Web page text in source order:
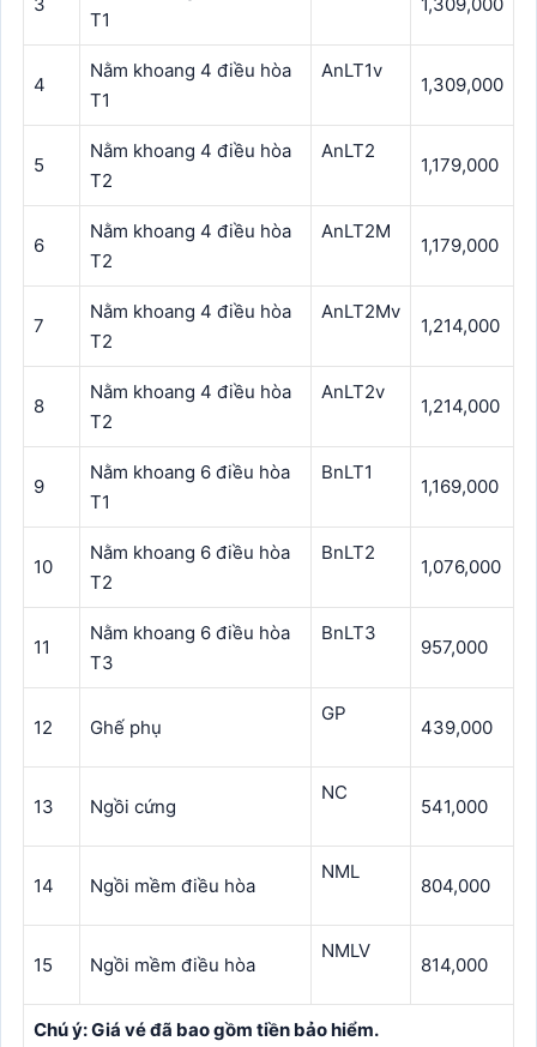
T1
4
Nằm khoang 4 điều hòa
T1
AnLT1v
1,309,000
5
Nằm khoang 4 điều hòa
T2
AnLT2
1,179,000
6
Nằm khoang 4 điều hòa
T2
AnLT2M
1,179,000
7
Nằm khoang 4 điều hòa
T2
AnLT2Mv
1,214,000
8
Nằm khoang 4 điều hòa
T2
AnLT2v
1,214,000
9
Nằm khoang 6 điều hòa
T1
BnLT1
1,169,000
10
Nằm khoang 6 điều hòa
T2
BnLT2
1,076,000
11
Nằm khoang 6 điều hòa
T3
BnLT3
957,000
12 Ghế phụ
GP
439,000
13 Ngồi cứng
NC
541,000
14 Ngồi mềm điều hòa
NML
804,000
15 Ngồi mềm điều hòa
NMLV
814,000
Chú ý: Giá vé đã bao gồm tiền bảo hiểm.